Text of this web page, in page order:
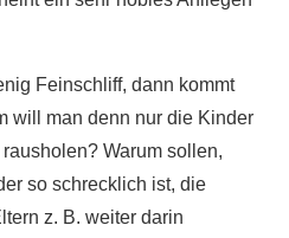
Feinschliff, dann kommt
will man denn nur die Kinder
Warum sollen,
so schrecklich ist, die
z. B. weiter darin